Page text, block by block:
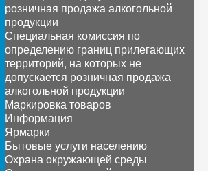
розничная продажа алкогольной
продукции
Специальная комиссия по
определению границ прилегающих
территорий, на которых не
допускается розничная продажа
алкогольной продукции
Маркировка товаров
Информация
Ярмарки
Бытовые услуги населению
Охрана окружающей среды